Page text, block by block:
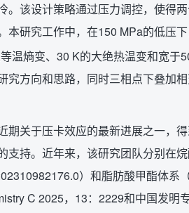
。该设计策略通过压力调控，使得
本研究工作中，在150 MPa的低压
温熵变、30 K的大绝热温变和宽于
究方向和思路，同时三相点下叠加
期关于压卡效应的最新进展之一，
支持。近年来，该研究团队分别在
）和脂肪酸甲酯体系
C 2025，13：2229和中国发